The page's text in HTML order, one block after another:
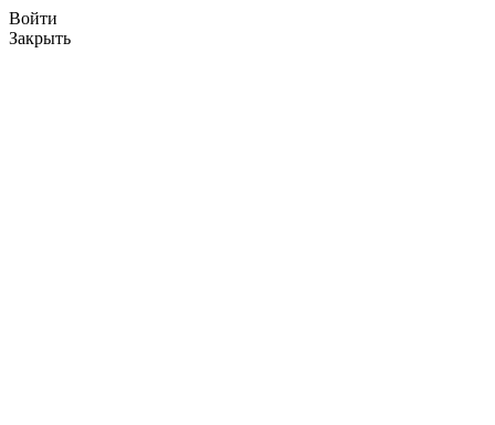
Войти
Закрыть